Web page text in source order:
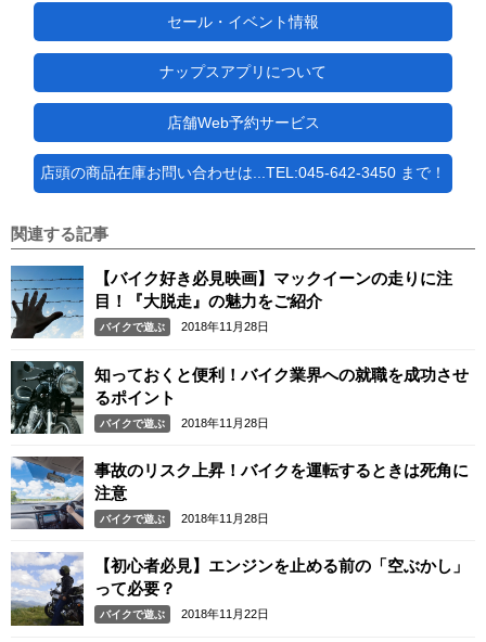
セール・イベント情報
ナップスアプリについて
店舗Web予約サービス
店頭の商品在庫お問い合わせは...TEL:045-642-3450 まで！
関連する記事
【バイク好き必見映画】マックイーンの走りに注
目！『大脱走』の魅力をご紹介
バイクで遊ぶ 2018年11月28日
知っておくと便利！バイク業界への就職を成功させ
るポイント
バイクで遊ぶ 2018年11月28日
事故のリスク上昇！バイクを運転するときは死角に
注意
バイクで遊ぶ 2018年11月28日
【初心者必見】エンジンを止める前の「空ぶかし」
って必要？
バイクで遊ぶ 2018年11月22日